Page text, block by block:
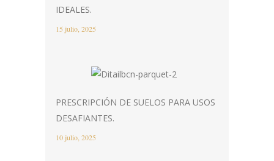
IDEALES.
15 julio, 2025
PRESCRIPCIÓN DE SUELOS PARA USOS
DESAFIANTES.
10 julio, 2025